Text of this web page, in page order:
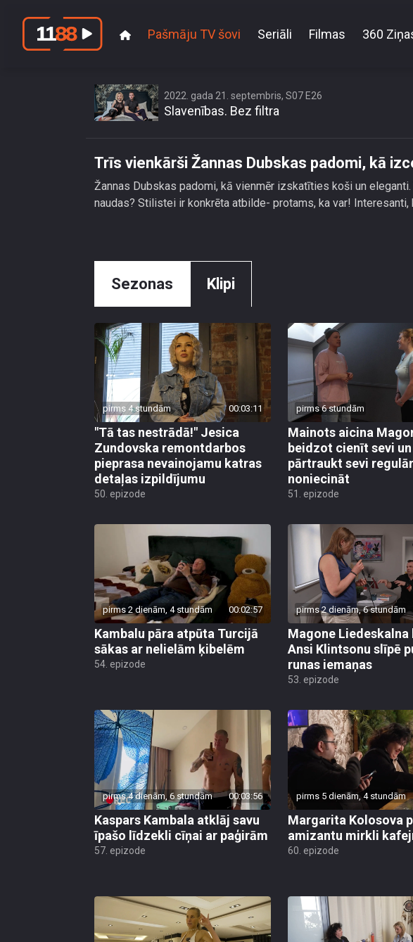
Pašmāju TV šovi Seriāli Filmas 360
2022. gada 21. septembris, S07 E26
Slavenības. Bez filtra
Trīs vienkārši Žannas Dubskas padomi, kā
Žannas Dubskas padomi, kā vienmēr izskatīties koši un
naudas? Stilistei ir konkrēta atbilde- protams, ka var!
Sezonas Klipi
pirms 4 stundām 00:03:11
"Tā tas nestrādā!" Jesica
Zundovska remontdarbos
pieprasa nevainojamu katras
detaļas izpildījumu
50. epizode
pirms 6 stundām
Mainots aicina
beidzot cienīt sevi un
pārtraukt sevi
noniecināt
51. epizode
pirms 2 dienām, 4 stundām 00:02:57
Kambalu pāra atpūta Turcijā
sākas ar nelielām ķibelēm
54. epizode
pirms 2 dienām, 6 stundām
Magone Liedeskalna
Ansi Klintsonu slīpē
runas iemaņas
53. epizode
pirms 4 dienām, 6 stundām 00:03:56
Kaspars Kambala atklāj savu
īpašo līdzekli cīņai ar paģirām
57. epizode
pirms 5 dienām, 4 stundām
Margarita Kolosova
amizantu mirkli
60. epizode